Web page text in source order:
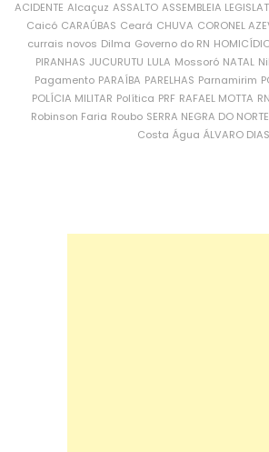
ACIDENTE Alcaçuz ASSALTO ASSEMBLEIA
Caicó CARAÚBAS Ceará CHUVA CORONEL
currais novos Dilma Governo do RN
PIRANHAS JUCURUTU LULA Mossoró NATAL
Pagamento PARAÍBA PARELHAS Parnamirim
POLÍCIA MILITAR Política PRF RAFAEL MOTTA RN
Robinson Faria Roubo SERRA NEGRA DO NORTE
Costa Água ÁLVARO DIAS